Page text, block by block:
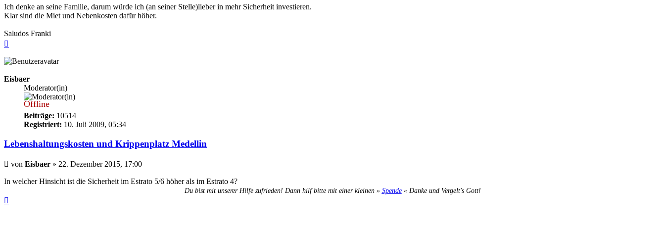
Ich denke an seine Familie, darum würde ich (an seiner Stelle)lieber in mehr Sicherheit investieren.
Klar sind die Miet und Nebenkosten dafür höher.
Saludos Franki
Eisbaer
Moderator(in)
Offline
Beiträge: 10514
Registriert: 10. Juli 2009, 05:34
Lebenshaltungskosten und Krippenplatz Medellin
Beitrag
von Eisbaer » 22. Dezember 2015, 17:00
In welcher Hinsicht ist die Sicherheit im Estrato 5/6 höher als im Estrato 4?
Du bist mit unserer Hilfe zufrieden! Dann hilf bitte mit einer kleinen » Spende« Danke und Vergelt's Gott!